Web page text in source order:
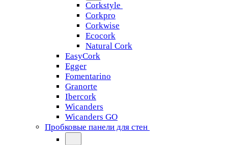
Corkstyle
Corkpro
Corkwise
Ecocork
Natural Cork
EasyCork
Egger
Fomentarino
Granorte
Ibercork
Wicanders
Wicanders GO
Пробковые панели для стен